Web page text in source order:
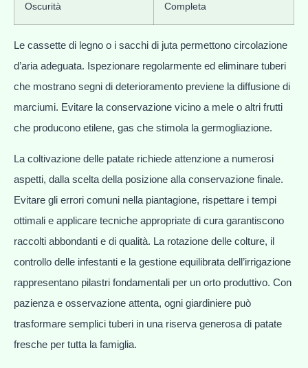
Oscurità Completa
Le cassette di legno o i sacchi di juta permettono circolazione
d’aria adeguata. Ispezionare regolarmente ed eliminare tuberi
che mostrano segni di deterioramento previene la diffusione di
marciumi. Evitare la conservazione vicino a mele o altri frutti
che producono etilene, gas che stimola la germogliazione.
La coltivazione delle patate richiede attenzione a numerosi
aspetti, dalla scelta della posizione alla conservazione finale.
Evitare gli errori comuni nella piantagione, rispettare i tempi
ottimali e applicare tecniche appropriate di cura garantiscono
raccolti abbondanti e di qualità. La rotazione delle colture, il
controllo delle infestanti e la gestione equilibrata dell’irrigazione
rappresentano pilastri fondamentali per un orto produttivo. Con
pazienza e osservazione attenta, ogni giardiniere può
trasformare semplici tuberi in una riserva generosa di patate
fresche per tutta la famiglia.